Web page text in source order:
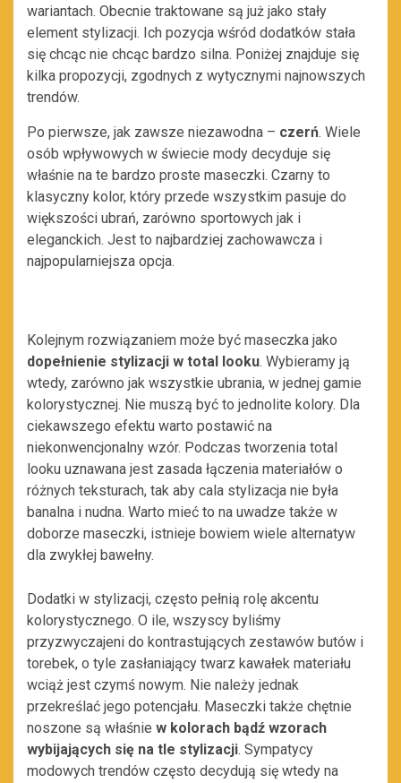
wariantach. Obecnie traktowane są już jako stały
element stylizacji. Ich pozycja wśród dodatków stała
się chcąc nie chcąc bardzo silna. Poniżej znajduje się
kilka propozycji, zgodnych z wytycznymi najnowszych
trendów.
Po pierwsze, jak zawsze niezawodna – czerń. Wiele
osób wpływowych w świecie mody decyduje się
właśnie na te bardzo proste maseczki. Czarny to
klasyczny kolor, który przede wszystkim pasuje do
większości ubrań, zarówno sportowych jak i
eleganckich. Jest to najbardziej zachowawcza i
najpopularniejsza opcja.
Kolejnym rozwiązaniem może być maseczka jako
dopełnienie stylizacji w total looku. Wybieramy ją
wtedy, zarówno jak wszystkie ubrania, w jednej gamie
kolorystycznej. Nie muszą być to jednolite kolory. Dla
ciekawszego efektu warto postawić na
niekonwencjonalny wzór. Podczas tworzenia total
looku uznawana jest zasada łączenia materiałów o
różnych teksturach, tak aby cala stylizacja nie była
banalna i nudna. Warto mieć to na uwadze także w
doborze maseczki, istnieje bowiem wiele alternatyw
dla zwykłej bawełny.
Dodatki w stylizacji, często pełnią rolę akcentu
kolorystycznego. O ile, wszyscy byliśmy
przyzwyczajeni do kontrastujących zestawów butów i
torebek, o tyle zasłaniający twarz kawałek materiału
wciąż jest czymś nowym. Nie należy jednak
przekreślać jego potencjału. Maseczki także chętnie
noszone są właśnie w kolorach bądź wzorach
wybijających się na tle stylizacji. Sympatycy
modowych trendów często decydują się wtedy na